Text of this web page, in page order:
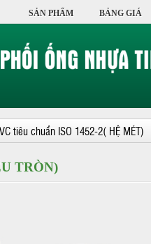
SẢN PHẨM BẢNG GIÁ
tiêu chuẩn ISO 1452-2( HỆ MÉT)
TRÒN)